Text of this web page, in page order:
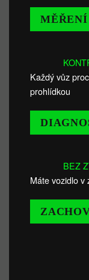
Každý vůz
prohlídkou
BEZ
Máte vozidlo